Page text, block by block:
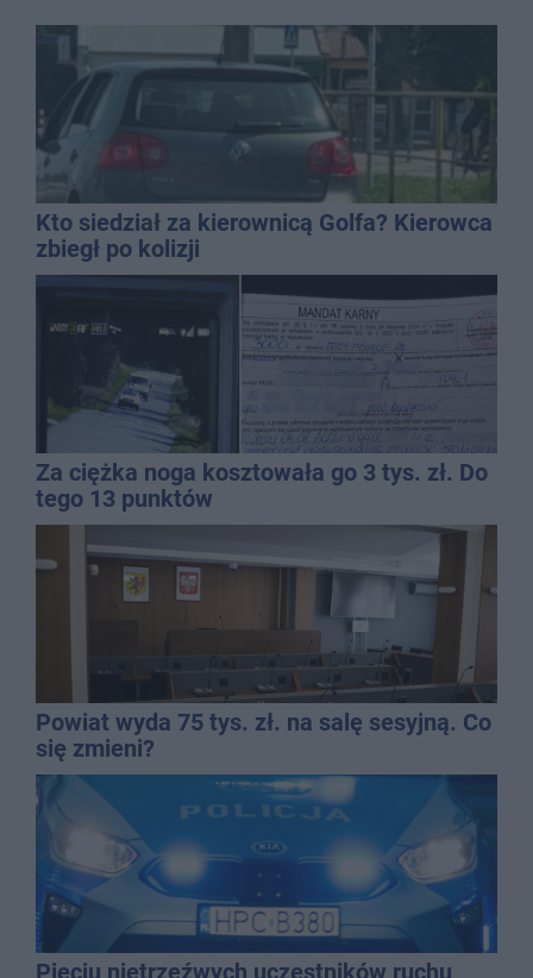
Kto siedział za kierownicą Golfa? Kierowca
zbiegł po kolizji
Za ciężka noga kosztowała go 3 tys. zł. Do
tego 13 punktów
Powiat wyda 75 tys. zł. na salę sesyjną. Co
się zmieni?
Pięciu nietrzeźwych uczestników ruchu